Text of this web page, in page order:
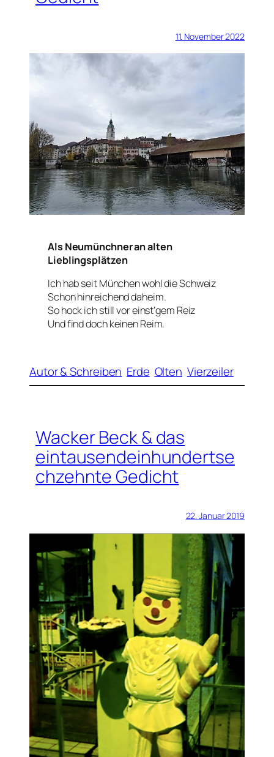
11. November 2022
Als Neumünchner an alten
Lieblingsplätzen
Ich hab seit München wohl die Schweiz
Schon hinreichend daheim.
So hock ich still vor einst’gem Reiz
Und find doch keinen Reim.
Autor & Schreiben Erde Olten Vierzeiler
Wacker Beck & das
eintausendeinhundertse
chzehnte Gedicht
22. Januar 2019